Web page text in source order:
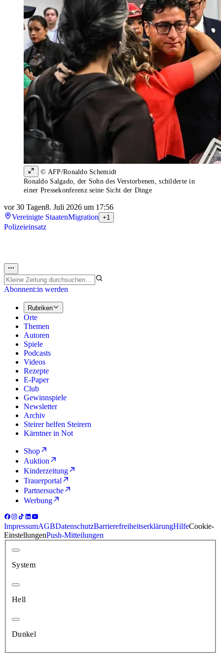
© AFP/Ronaldo Schemidt
Ronaldo Salgado, der Sohn des Verstorbenen, schilderte in
einer Pressekonferenz seine Sicht der Dinge
vor 30 Tagen8. Juli 2026 um 17:56
Vereinigte StaatenMigration +1
Polizeieinsatz
Abonnent:in werden
Rubriken
Orte
Themen
Autoren
Spiele
Podcasts
Videos
Rezepte
E-Paper
Club
Gewinnspiele
Newsletter
Archiv
Steirer helfen Steirern
Kärntner in Not
Shop
Auktion
Kinderzeitung
Trauerportal
Partnersuche
Werbung
ImpressumAGBDatenschutzBarrierefreiheitserklärungHilfeCookie-
EinstellungenPush-Mitteilungen
System
Hell
Dunkel